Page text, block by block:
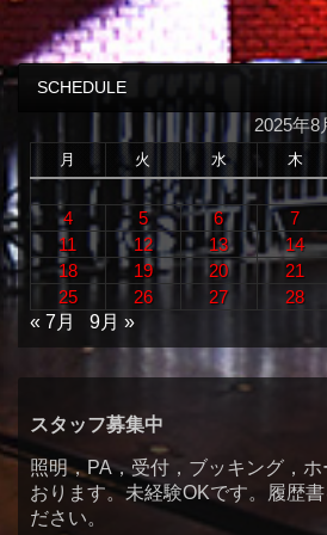
SCHEDULE
2025年8
月 火 水 木
4
5 6 7
11
12 13 14
18
19 20 21
25
26 27 28
« 7月
9月 »
スタッフ募集中
照明，PA，受付，ブッキング，
おります。未経験OKです。履歴
ださい。